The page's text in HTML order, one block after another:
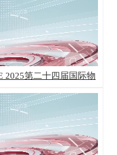
2025第二十四届国际物